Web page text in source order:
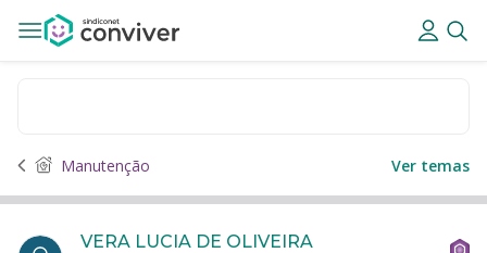
Manutenção Ver temas
VERA LUCIA DE OLIVEIRA